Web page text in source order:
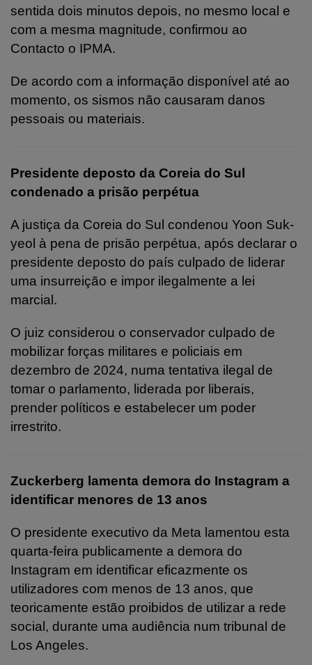
sentida dois minutos depois, no mesmo local e
com a mesma magnitude, confirmou ao
Contacto o IPMA.
De acordo com a informação disponível até ao
momento, os sismos não causaram danos
pessoais ou materiais.
Presidente deposto da Coreia do Sul
condenado a prisão perpétua
A justiça da Coreia do Sul condenou Yoon Suk-
yeol à pena de prisão perpétua, após declarar o
presidente deposto do país culpado de liderar
uma insurreição e impor ilegalmente a lei
marcial.
O juiz considerou o conservador culpado de
mobilizar forças militares e policiais em
dezembro de 2024, numa tentativa ilegal de
tomar o parlamento, liderada por liberais,
prender políticos e estabelecer um poder
irrestrito.
Zuckerberg lamenta demora do Instagram a
identificar menores de 13 anos
O presidente executivo da Meta lamentou esta
quarta-feira publicamente a demora do
Instagram em identificar eficazmente os
utilizadores com menos de 13 anos, que
teoricamente estão proibidos de utilizar a rede
social, durante uma audiência num tribunal de
Los Angeles.